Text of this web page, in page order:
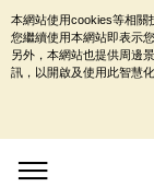
本網站使用cookies等相關
您繼續使用本網站即表示
另外，本網站也提供周邊
訊，以開啟及使用此智慧化